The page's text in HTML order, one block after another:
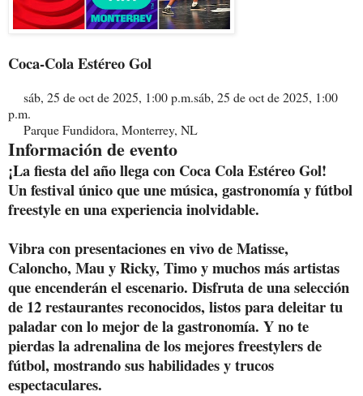
Coca-Cola Estéreo Gol
sáb, 25 de oct de 2025, 1:00 p.m.sáb, 25 de oct de 2025, 1:00
p.m.
Parque Fundidora, Monterrey, NL
Información de evento
¡La fiesta del año llega con Coca Cola Estéreo Gol!
Un festival único que une música, gastronomía y fútbol
freestyle en una experiencia inolvidable.
Vibra con presentaciones en vivo de Matisse,
Caloncho, Mau y Ricky, Timo y muchos más artistas
que encenderán el escenario. Disfruta de una selección
de 12 restaurantes reconocidos, listos para deleitar tu
paladar con lo mejor de la gastronomía. Y no te
pierdas la adrenalina de los mejores freestylers de
fútbol, mostrando sus habilidades y trucos
espectaculares.